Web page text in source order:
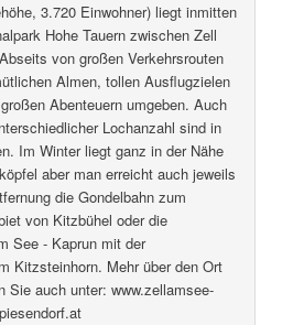
3.720 Einwohner) liegt inmitten
Hohe Tauern zwischen Zell
von großen Verkehrsrouten
Almen, tollen Ausflugzielen
Abenteuern umgeben. Auch
Lochanzahl sind in
Im Winter liegt ganz in der Nähe
aber man erreicht auch jeweils
die Gondelbahn zum
von Kitzbühel oder die
See - Kaprun mit der
Kitzsteinhorn. Mehr über den Ort
Sie auch unter: www.zellamsee-